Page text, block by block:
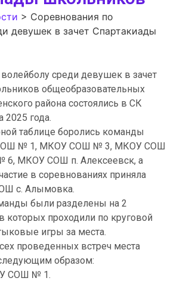
> Соревнования по
девушек в зачет Спартакиады
среди девушек в зачет
общеобразовательных
района состоялись в СК
2025 года.
таблице боролись команды
№ 1, МКОУ СОШ № 3, МКОУ СОШ
МКОУ СОШ п. Алексеевск, а
в соревнованиях приняла
с. Алымовка.
были разделены на 2
которых проходили по круговой
игры за места.
проведенных встреч места
образом:
СОШ № 1.